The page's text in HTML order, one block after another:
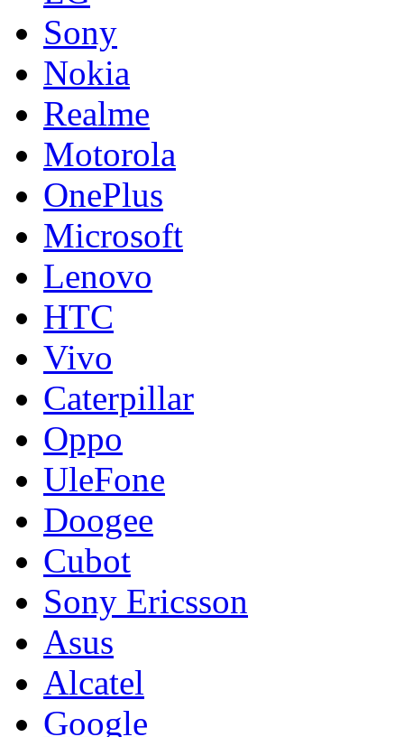
Sony
Nokia
Realme
Motorola
OnePlus
Microsoft
Lenovo
HTC
Vivo
Caterpillar
Oppo
UleFone
Doogee
Cubot
Sony Ericsson
Asus
Alcatel
Google